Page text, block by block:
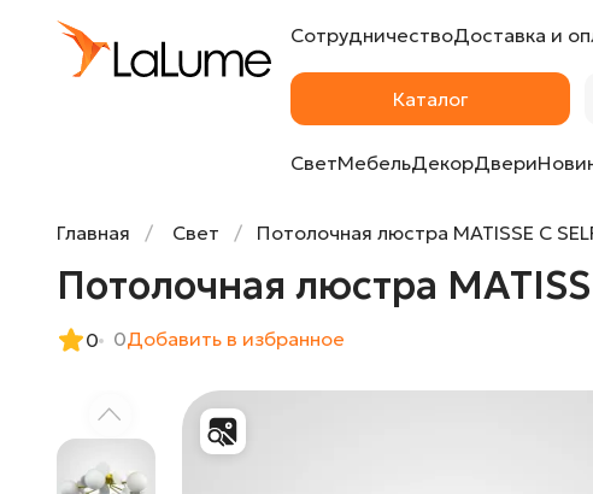
СотрудничествоДоставка и
Каталог
СветМебельДекорДвери
Главная Свет Потолочная люстра MATISSE C
Потолочная люстра
0 0Добавить в избранное
Потолочная люстра MATISSE C SELF D72 White